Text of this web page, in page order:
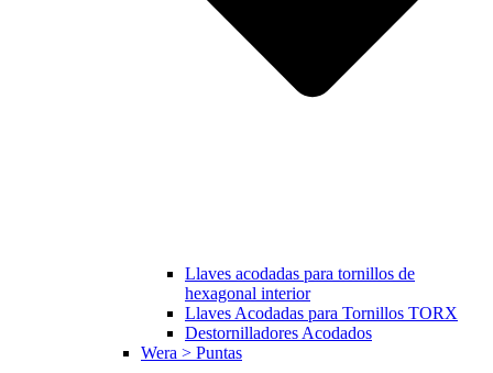
Llaves acodadas para tornillos de
hexagonal interior
Llaves Acodadas para Tornillos TORX
Destornilladores Acodados
Wera > Puntas